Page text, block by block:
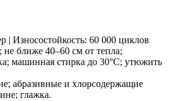
| Износостойкость: 60 000 циклов
не ближе 40–60 см от тепла;
машинная стирка до 30°C; утюжить
абразивные и хлорсодержащие
глажка.